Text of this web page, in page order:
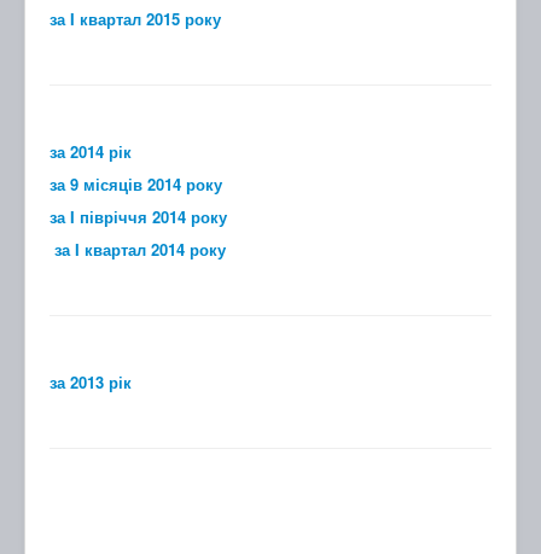
за I квартал 2015 року
за 2014 рік
за 9 місяців 2014 року
за I півріччя 2014 року
за I квартал 2014 року
за 2013 рік